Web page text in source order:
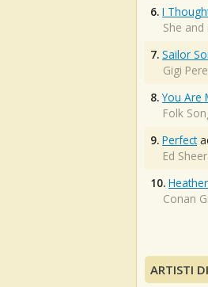
6. I
She and
7. Sailor
Gigi
8. You Are
Folk
9. Perfect
Ed
10. Heather
Conan
ARTISTI